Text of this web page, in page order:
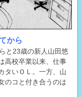
から
と23歳の新人山田悠
高校卒業以来、仕事
タいＯＬ。一方、山
のコと付き合うのは